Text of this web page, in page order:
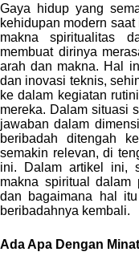
Gaya hidup yang
kehidupan modern
makna spiritualitas
membuat dirinya
arah dan makna. Hal
dan inovasi teknis,
ke dalam kegiatan
mereka. Dalam situasi
jawaban dalam
beribadah ditengah
semakin relevan, di
ini. Dalam artikel ini,
makna spiritual dalam
dan bagaimana hal
beribadahnya kembali.
Ada Apa Dengan